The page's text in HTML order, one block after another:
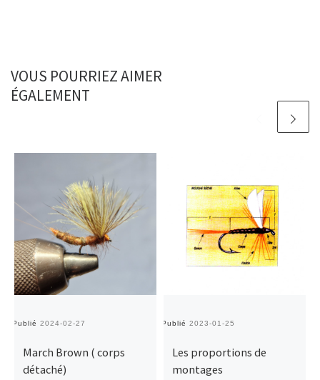
VOUS POURRIEZ AIMER
ÉGALEMENT
Publié 2024-02-27
March Brown ( corps
détaché)
Publié 2023-01-25
Les proportions de
montages